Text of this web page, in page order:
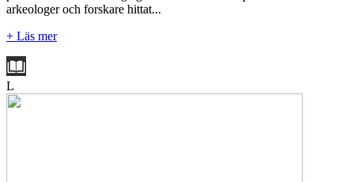
arkeologer och forskare hittat...
+ Läs mer
L